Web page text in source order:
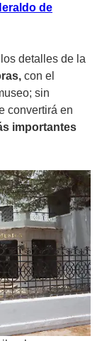
de
detalles de la
con el
sin
convertirá en
importantes